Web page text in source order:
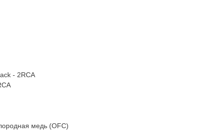
- 2RCA
медь (OFC)